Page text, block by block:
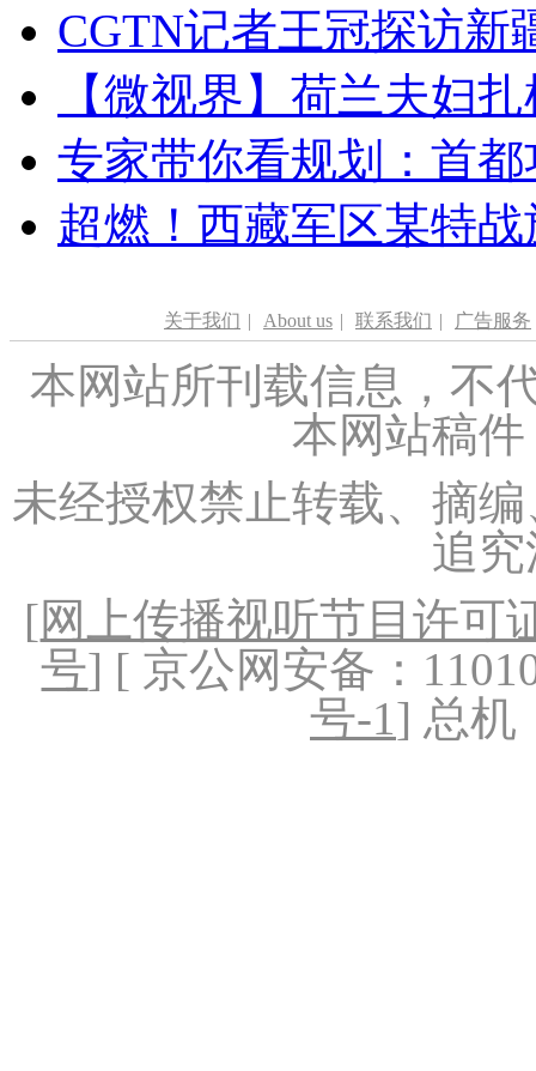
CGTN记者王冠探访新
【微视界】荷兰夫妇
专家带你看规划：首
超燃！西藏军区某特
关于我们 | About us | 联系我们 | 广告服务
本网站所刊载信息，不
本网站稿
未经授权禁止转载、摘
追
[网上传播视听节目许可
号] [ 京公网安备：
号-1] 总机